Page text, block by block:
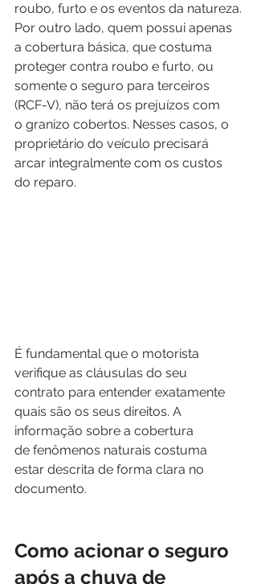
roubo, furto e os eventos da natureza.
Por outro lado, quem possui apenas
a cobertura básica, que costuma
proteger contra roubo e furto, ou
somente o seguro para terceiros
(RCF-V), não terá os prejuízos com
o granizo cobertos. Nesses casos, o
proprietário do veículo precisará
arcar integralmente com os custos
do reparo.
É fundamental que o motorista
verifique as cláusulas do seu
contrato para entender exatamente
quais são os seus direitos. A
informação sobre a cobertura
de fenômenos naturais costuma
estar descrita de forma clara no
documento.
Como acionar o seguro
após a chuva de